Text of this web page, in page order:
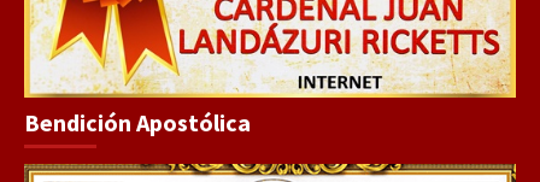
Bendición Apostólica